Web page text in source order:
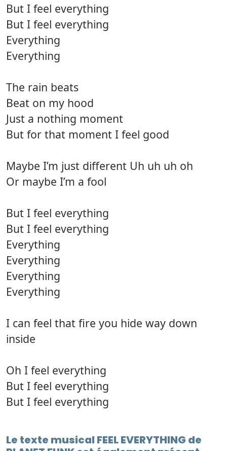
But I feel everything
But I feel everything
Everything
Everything
The rain beats
Beat on my hood
Just a nothing moment
But for that moment I feel good
Maybe I’m just different Uh uh uh oh
Or maybe I’m a fool
But I feel everything
But I feel everything
Everything
Everything
Everything
Everything
I can feel that fire you hide way down
inside
Oh I feel everything
But I feel everything
But I feel everything
Le texte musical FEEL EVERYTHING de